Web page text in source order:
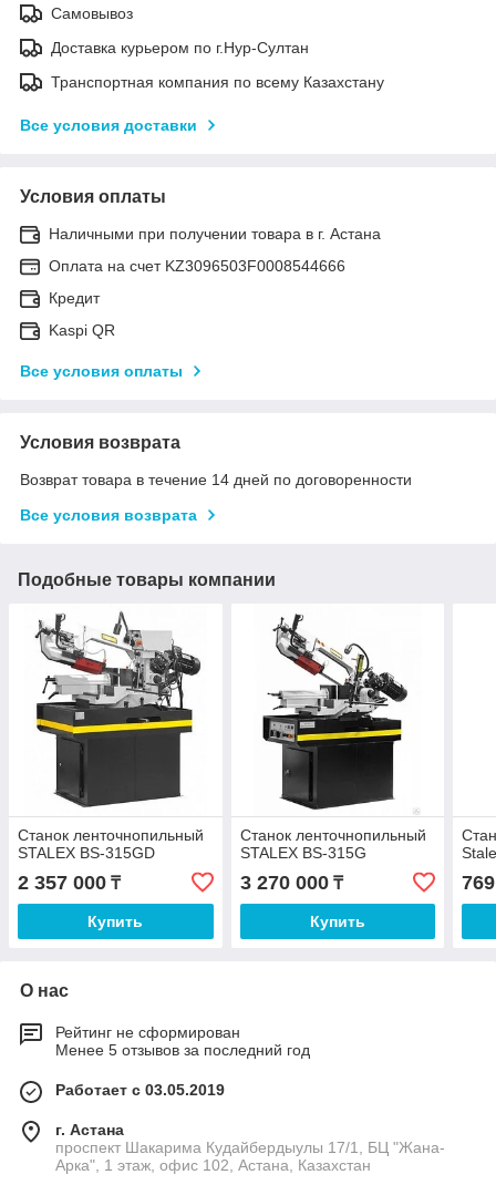
Самовывоз
Доставка курьером по г.Нур-Султан
Транспортная компания по всему Казахстану
Все условия доставки
Условия оплаты
Наличными при получении товара в г. Астана
Оплата на счет KZ3096503F0008544666
Кредит
Kaspi QR
Все условия оплаты
Условия возврата
Возврат товара в течение 14 дней по договоренности
Все условия возврата
Подобные товары компании
Станок ленточнопильный
STALEX BS-315GD
2 357 000 ₸
Купить
Станок ленточнопильный
STALEX BS-315G
3 270 000₸
Купить
О нас
Рейтинг не сформирован
Менее 5 отзывов за последний год
Работает с 03.05.2019
г. Астана
проспект Шакарима Кудайбердыулы 17/1, БЦ "Жана-
Арка", 1 этаж, офис 102, Астана, Казахстан